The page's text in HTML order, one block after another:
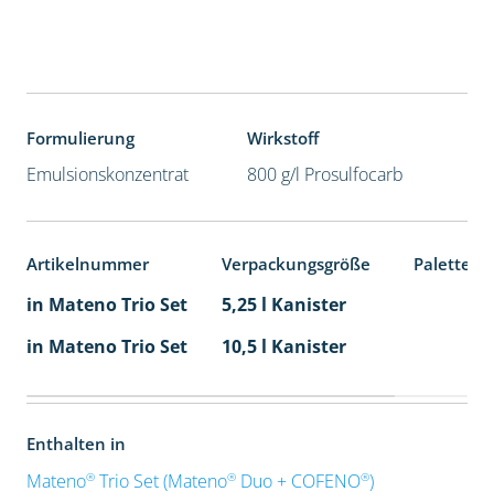
Formulierung
Emulsionskonzentrat
Wirkstoff
800 g/l Prosulfocarb
Artikelnummer Verpackungsgröße
in Mateno Trio Set
5,25 l Kanister
in Mateno Trio Set
10,5 l Kanister
Enthalten in
Mateno®Trio Set (Mateno®Duo + COFENO®)